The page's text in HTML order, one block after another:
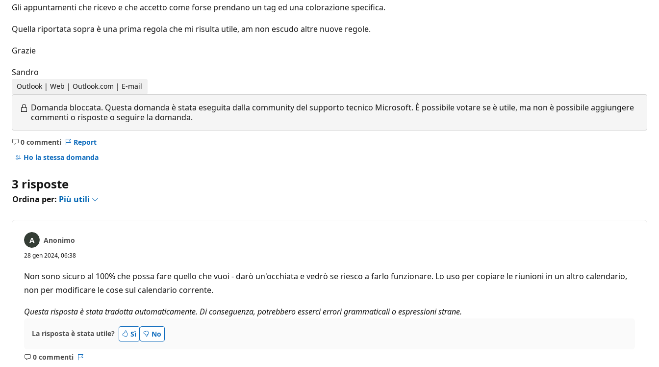
Gli appuntamenti che ricevo e che accetto come forse prendano un tag ed una colorazione specifica.
Quella riportata sopra è una prima regola che mi risulta utile, am non escudo altre nuove regole.
Grazie
Sandro
Outlook | Web | Outlook.com | E-mail
Domanda bloccata. Questa domanda è stata eseguita dalla community del supporto tecnico Microsoft. È possibile votare se è utile, ma non è possibile aggiungere
commenti o risposte o seguire la domanda.
0 commenti
Nessun
commento
Report
Ho la stessa domanda
3 risposte
Ordina per: Più utili
Anonimo
28 gen 2024, 06:38
Non sono sicuro al 100% che possa fare quello che vuoi - darò un'occhiata e vedrò se riesco a farlo funzionare. Lo uso per copiare le riunioni in un altro calendario,
non per modificare le cose sul calendario corrente.
Questa risposta è stata tradotta automaticamente. Di conseguenza, potrebbero esserci errori grammaticali o espressioni strane.
La risposta è stata utile? Sì No
0 commenti
Nessun